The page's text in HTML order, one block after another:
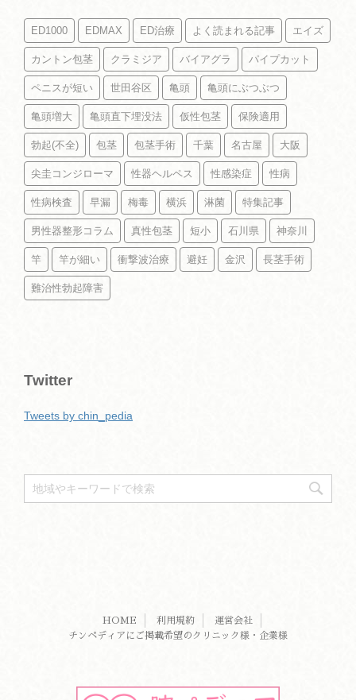
ED1000 EDMAX ED治療 よく読まれる記事 エイズ
カントン包茎 クラミジア バイアグラ パイプカット
ペニスが短い 世田谷区 亀頭 亀頭にぶつぶつ
亀頭増大 亀頭直下埋没法 仮性包茎 保険適用
勃起(不全) 包茎 包茎手術 千葉 名古屋 大阪
尖圭コンジローマ 性器ヘルペス 性感染症 性病
性病検査 早漏 梅毒 横浜 淋菌 特集記事
男性器整形コラム 真性包茎 短小 石川県 神奈川
竿 竿が細い 衝撃波治療 避妊 金沢 長茎手術
難治性勃起障害
Twitter
Tweets by chin_pedia
HOME 利用規約
運営会社
チンペディアにご掲載希望のクリニック様・企業様